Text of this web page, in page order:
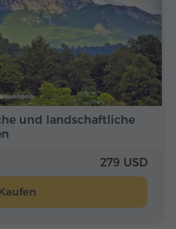
und landschaftliche
279 USD